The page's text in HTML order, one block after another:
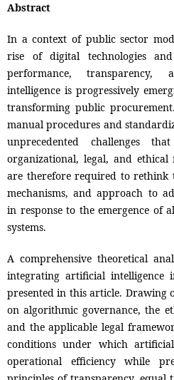
Abstract
In a context of public sector
rise of digital technologies
performance, transparency,
intelligence is progressively
transforming public
manual procedures and
unprecedented challenges
organizational, legal, and ethical
are therefore required to rethink
mechanisms, and approach to
in response to the emergence of
systems.
A comprehensive theoretical
integrating artificial intelligence
presented in this article. Drawing
on algorithmic governance, the
and the applicable legal
conditions under which
operational efficiency while